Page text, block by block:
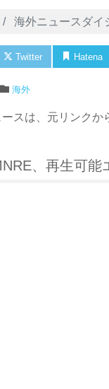
海外ニュースダイ
Twitter Hatena
海外
スは、元リンクか
、再生可